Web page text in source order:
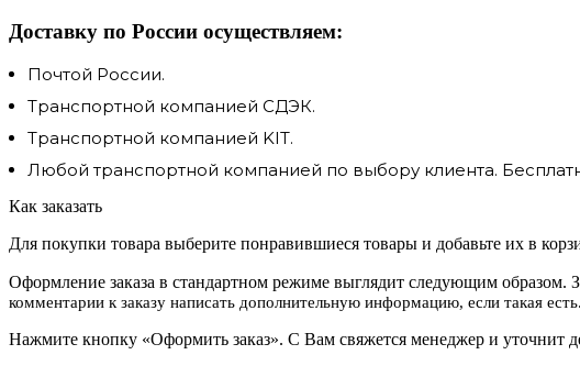
Доставку по России осуществляем:
Почтой России.
Транспортной компанией СДЭК.
Транспортной компанией KIT.
Любой транспортной компанией по выбору клиента.
Как заказать
Для покупки товара выберите понравившиеся товары и добавьте их в
Оформление заказа в стандартном режиме выглядит следующим образом.
комментарии к заказу написать дополнительную информацию, если такая есть.
Нажмите кнопку «Оформить заказ». С Вам свяжется менеджер и уточнит